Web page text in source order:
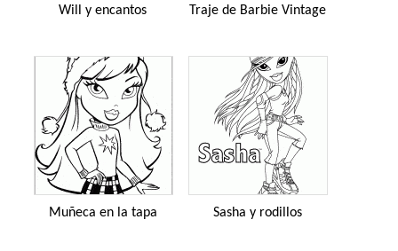
Will y encantos Traje de Barbie Vintage
Muñeca en la tapa Sasha y rodillos